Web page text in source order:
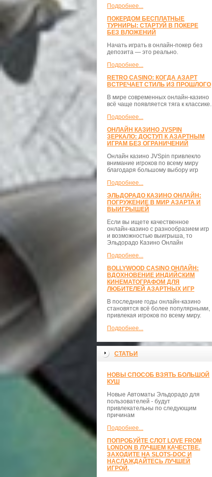
Подробнее...
ПОКЕРДОМ БЕСПЛАТНЫЕ
ТУРНИРЫ: СТАРТУЙ В ПОКЕРЕ
БЕЗ ВЛОЖЕНИЙ
Начать играть в онлайн-покер без
депозита — это реально.
Подробнее...
RETRO CASINO: КОГДА АЗАРТ
ВСТРЕЧАЕТ СТИЛЬ ИЗ ПРОШЛОГО
В мире современных онлайн-казино
всё чаще появляется тяга к классике.
Подробнее...
ОНЛАЙН КАЗИНО JVSPIN
ЗЕРКАЛО: ДОСТУП К АЗАРТНЫМ
ИГРАМ БЕЗ ОГРАНИЧЕНИЙ
Онлайн казино JVSpin привлекло
внимание игроков по всему миру
благодаря большому выбору игр
Подробнее...
ЭЛЬДОРАДО КАЗИНО ОНЛАЙН:
ПОГРУЖЕНИЕ В МИР АЗАРТА И
ВЫИГРЫШЕЙ
Если вы ищете качественное
онлайн-казино с разнообразием игр
и возможностью выигрыша, то
Эльдорадо Казино Онлайн
Подробнее...
BOLLYWOOD CASINO ОНЛАЙН:
ВДОХНОВЕНИЕ ИНДИЙСКИМ
КИНЕМАТОГРАФОМ ДЛЯ
ЛЮБИТЕЛЕЙ АЗАРТНЫХ ИГР
В последние годы онлайн-казино
становятся всё более популярными,
привлекая игроков по всему миру.
Подробнее...
СТАТЬИ
НОВЫ СПОСОБ ВЗЯТЬ БОЛЬШОЙ
КУШ
Новые Автоматы Эльдорадо для
пользователей - будут
привлекательны по следующим
причинам
Подробнее...
ПОПРОБУЙТЕ СЛОТ LOVE FROM
LONDON В ЛУЧШЕМ КАЧЕСТВЕ.
ЗАХОДИТЕ НА SLOTS-DOC И
НАСЛАЖДАЙТЕСЬ ЛУЧШЕЙ
ИГРОЙ.